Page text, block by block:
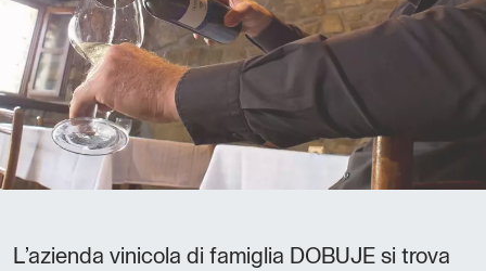
L’azienda vinicola di famiglia DOBUJE si trova